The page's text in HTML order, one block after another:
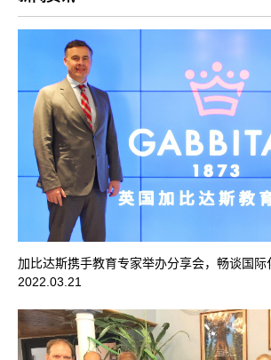
加比达斯携手教育专家举办分享会，畅谈国际
2022.03.21